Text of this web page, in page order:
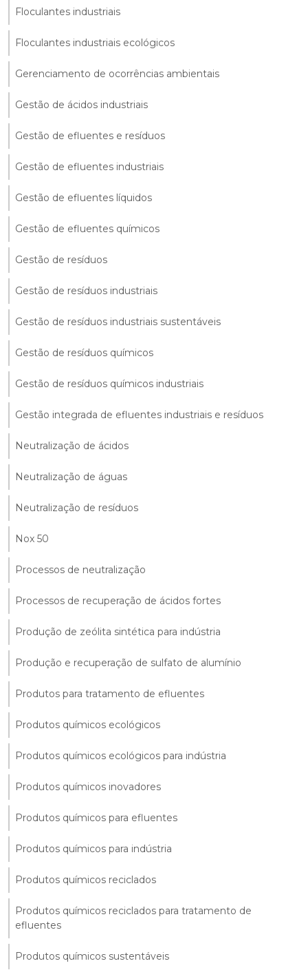
Floculantes industriais
Floculantes industriais ecológicos
Gerenciamento de ocorrências ambientais
Gestão de ácidos industriais
Gestão de efluentes e resíduos
Gestão de efluentes industriais
Gestão de efluentes líquidos
Gestão de efluentes químicos
Gestão de resíduos
Gestão de resíduos industriais
Gestão de resíduos industriais sustentáveis
Gestão de resíduos químicos
Gestão de resíduos químicos industriais
Gestão integrada de efluentes industriais e resíduos
Neutralização de ácidos
Neutralização de águas
Neutralização de resíduos
Nox 50
Processos de neutralização
Processos de recuperação de ácidos fortes
Produção de zeólita sintética para indústria
Produção e recuperação de sulfato de alumínio
Produtos para tratamento de efluentes
Produtos químicos ecológicos
Produtos químicos ecológicos para indústria
Produtos químicos inovadores
Produtos químicos para efluentes
Produtos químicos para indústria
Produtos químicos reciclados
Produtos químicos reciclados para tratamento de
efluentes
Produtos químicos sustentáveis